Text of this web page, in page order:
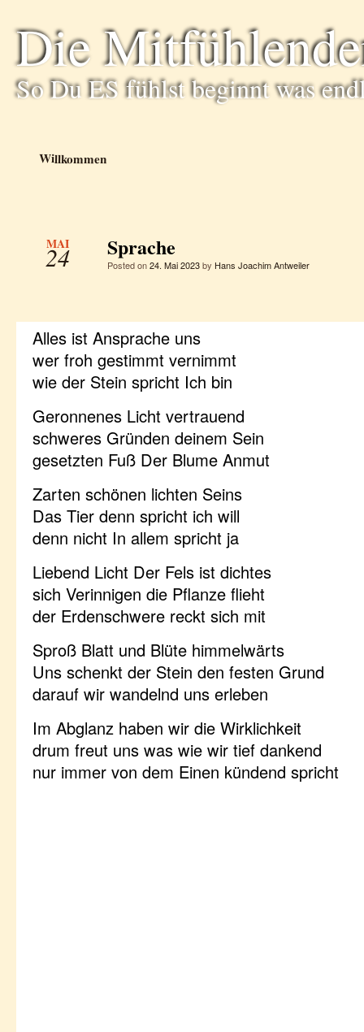
Die
So Du ES fühlst beginnt was
Willkommen
MAI
24 Sprache
Posted on24. Mai 2023by Hans Joachim Antweiler
Alles ist Ansprache uns
wer froh gestimmt vernimmt
wie der Stein spricht Ich bin
Geronnenes Licht vertrauend
schweres Gründen deinem Sein
gesetzten Fuß Der Blume Anmut
Zarten schönen lichten Seins
Das Tier denn spricht ich will
denn nicht In allem spricht ja
Liebend Licht Der Fels ist dichtes
sich Verinnigen die Pflanze flieht
der Erdenschwere reckt sich mit
Sproß Blatt und Blüte himmelwärts
Uns schenkt der Stein den festen Grund
darauf wir wandelnd uns erleben
Im Abglanz haben wir die Wirklichkeit
drum freut uns was wie wir tief dankend
nur immer von dem Einen kündend spricht